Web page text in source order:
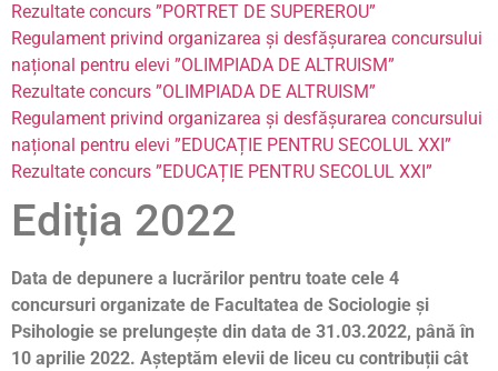
Rezultate concurs ”PORTRET DE SUPEREROU”
Regulament privind organizarea și desfășurarea concursului
național pentru elevi ”OLIMPIADA DE ALTRUISM”
Rezultate concurs ”OLIMPIADA DE ALTRUISM”
Regulament privind organizarea și desfășurarea concursului
național pentru elevi ”EDUCAȚIE PENTRU SECOLUL XXI”
Rezultate concurs ”EDUCAȚIE PENTRU SECOLUL XXI”
Ediția 2022
Data de depunere a lucrărilor pentru toate cele 4
concursuri organizate de Facultatea de Sociologie și
Psihologie se prelungește din data de 31.03.2022, până în
10 aprilie 2022. Așteptăm elevii de liceu cu contribuții cât